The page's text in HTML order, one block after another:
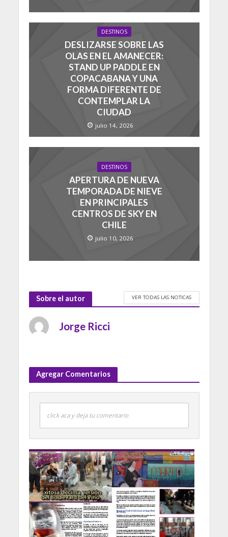
DESTINOS
DESLIZARSE SOBRE LAS
OLAS EN EL AMANECER:
STAND UP PADDLE EN
COPACABANA Y UNA
FORMA DIFERENTE DE
CONTEMPLAR LA
CIUDAD
julio 14, 2026
DESTINOS
APERTURA DE NUEVA
TEMPORADA DE NIEVE
EN PRINCIPALES
CENTROS DE SKY EN
CHILE
julio 10, 2026
Sobre el autor VER TODAS LAS NOTICAS
Jorge Ricci
Agregar Comentarios
click aca y deja tu comentario